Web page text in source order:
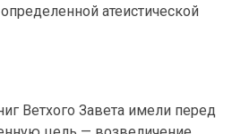
атеистической
Ветхого Завета имели перед